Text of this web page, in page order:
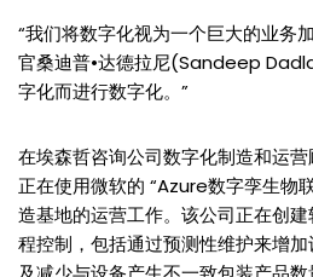
“我们将数字化视为一个巨大的业务
官桑迪普•达德拉尼(Sandeep
字化而进行数字化。”
在埃森哲咨询公司数字化制造和运
正在使用微软的 “Azure数字孪生物
造基地的运营工作。该公司正在创
程控制，包括通过预测性维护来增